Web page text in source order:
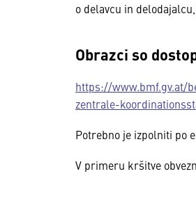
o delavcu in
Obrazci so
https://www.bmf.gv.at/
zentrale-
Potrebno je izpolniti po
V primeru kršitve